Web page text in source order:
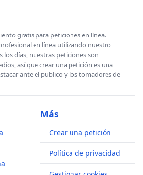
gratis para peticiones en línea.
en línea utilizando nuestro
los días, nuestras peticiones son
así que crear una petición es una
ante el publico y los tomadores de
Más
Crear una petición
Política de privacidad